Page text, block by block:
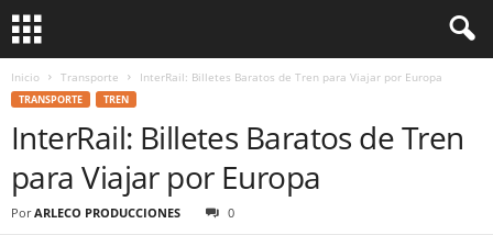
Inicio Transporte InterRail: Billetes Baratos de Tren para Viajar por Europa
TRANSPORTE TREN
InterRail: Billetes Baratos de Tren
para Viajar por Europa
Por ARLECO PRODUCCIONES 0